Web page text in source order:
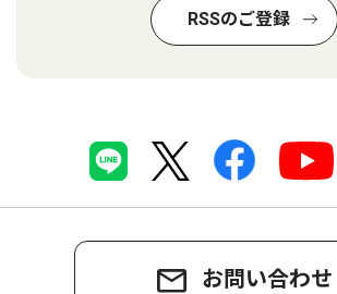
RSSのご登録
お問い合わせ